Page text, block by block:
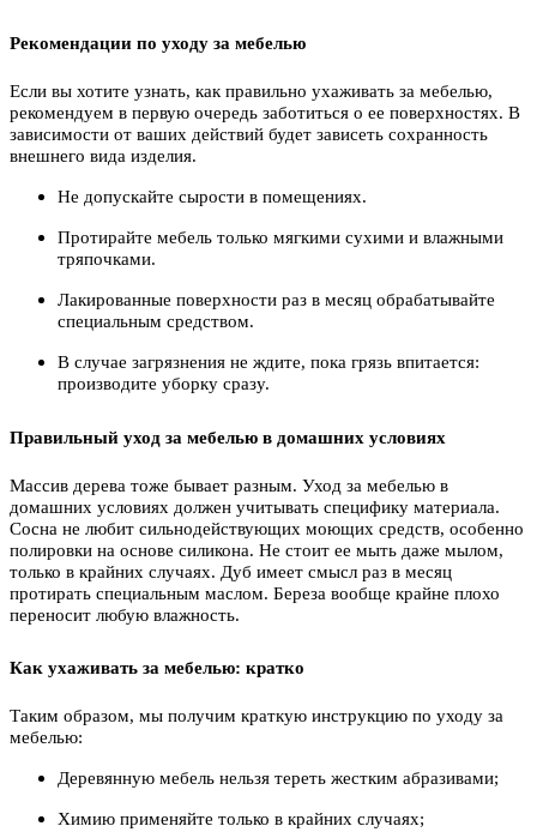
Рекомендации по уходу за мебелью
Если вы хотите узнать, как правильно ухаживать за мебелью,
рекомендуем в первую очередь заботиться о ее поверхностях. В
зависимости от ваших действий будет зависеть сохранность
внешнего вида изделия.
Не допускайте сырости в помещениях.
Протирайте мебель только мягкими сухими и влажными
тряпочками.
Лакированные поверхности раз в месяц обрабатывайте
специальным средством.
В случае загрязнения не ждите, пока грязь впитается:
производите уборку сразу.
Правильный уход за мебелью в домашних условиях
Массив дерева тоже бывает разным. Уход за мебелью в
домашних условиях должен учитывать специфику материала.
Сосна не любит сильнодействующих моющих средств, особенно
полировки на основе силикона. Не стоит ее мыть даже мылом,
только в крайних случаях. Дуб имеет смысл раз в месяц
протирать специальным маслом. Береза вообще крайне плохо
переносит любую влажность.
Как ухаживать за мебелью: кратко
Таким образом, мы получим краткую инструкцию по уходу за
мебелью:
Деревянную мебель нельзя тереть жестким абразивами;
Химию применяйте только в крайних случаях;